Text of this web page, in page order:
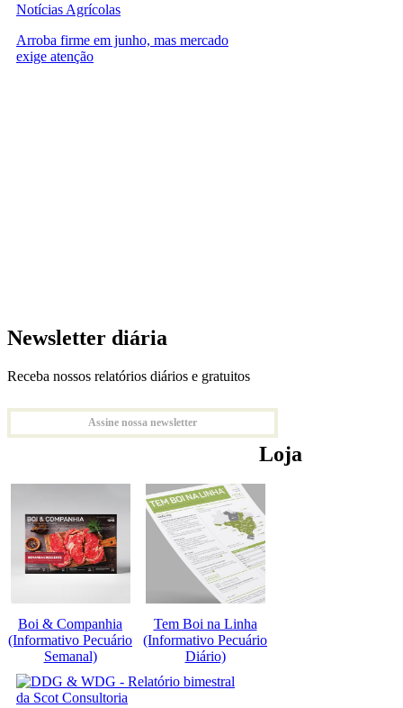
Notícias Agrícolas
Arroba firme em junho, mas mercado
exige atenção
Newsletter diária
Receba nossos relatórios diários e gratuitos
Assine nossa newsletter
Loja
Boi & Companhia
(Informativo Pecuário
Semanal)
Tem Boi na Linha
(Informativo Pecuário
Diário)